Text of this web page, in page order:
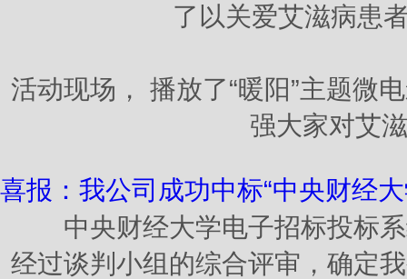
了以关爱艾滋病患
活动现场， 播放了“暖阳”主题微
强大家对艾
喜报：我公司成功中标“中央财经
中央财经大学电子招标投标系
经过谈判小组的综合评审，确定